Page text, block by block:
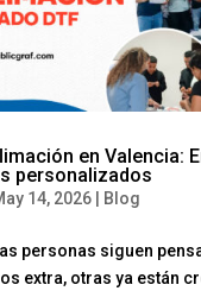
en Valencia:
personalizados
14, 2026| Blog
personas siguen
extra, otras ya están